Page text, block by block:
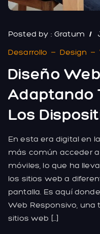
Posted by : Gratum
Desarrollo
Design
Diseño
Adaptando
Los
En esta era digital en
más común acceder
móviles, lo que ha
los sitios web a
pantalla. Es aquí
Web Responsivo, una
sitios web […]